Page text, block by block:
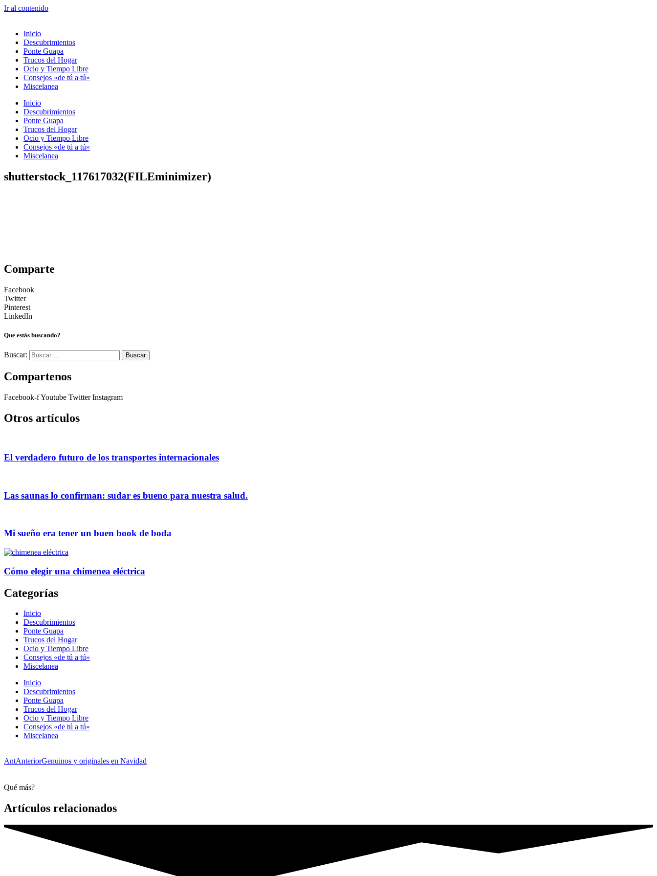
Ir al contenido
Inicio
Descubrimientos
Ponte Guapa
Trucos del Hogar
Ocio y Tiempo Libre
Consejos «de tú a tú»
Miscelanea
Inicio
Descubrimientos
Ponte Guapa
Trucos del Hogar
Ocio y Tiempo Libre
Consejos «de tú a tú»
Miscelanea
shutterstock_117617032(FILEminimizer)
Comparte
Facebook
Twitter
Pinterest
LinkedIn
Que estás buscando?
Buscar:
Compartenos
Facebook-fYoutube Twitter Instagram
Otros artículos
El verdadero futuro de los transportes internacionales
Las saunas lo confirman: sudar es bueno para nuestra salud.
Mi sueño era tener un buen book de boda
Cómo elegir una chimenea eléctrica
Categorías
Inicio
Descubrimientos
Ponte Guapa
Trucos del Hogar
Ocio y Tiempo Libre
Consejos «de tú a tú»
Miscelanea
Inicio
Descubrimientos
Ponte Guapa
Trucos del Hogar
Ocio y Tiempo Libre
Consejos «de tú a tú»
Miscelanea
AntAnteriorGenuinos y originales en Navidad
Qué más?
Artículos relacionados